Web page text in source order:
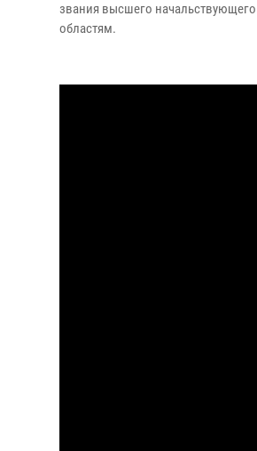
звания высшего
областям.